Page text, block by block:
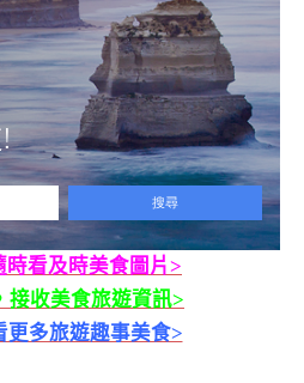
看及時美食圖片>
接收美食旅遊資訊>
更多旅遊趣事美食>